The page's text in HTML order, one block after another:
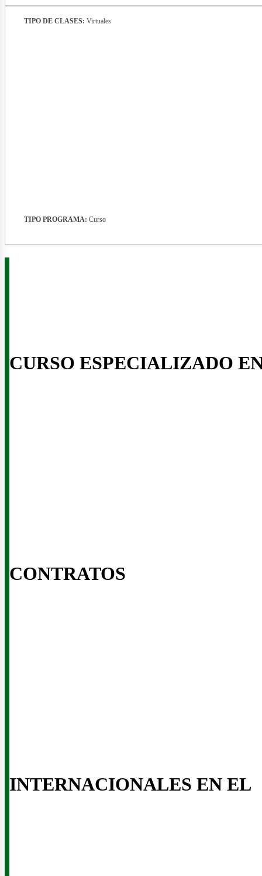
TIPO DE CLASES: Virtuales
TIPO PROGRAMA: Curso
CURSO ESPECIALIZADO
CONTRATOS
INTERNACIONALES EN EL